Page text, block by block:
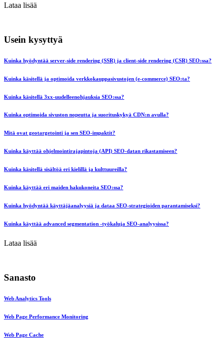
Lataa lisää
Usein kysyttyä
Kuinka hyödyntää server-side rendering (SSR) ja client-side rendering (CSR) SEO:ssa?
Kuinka käsitellä ja optimoida verkkokauppasivustojen (e-commerce) SEO:ta?
Kuinka käsitellä 3xx-uudelleenohjauksia SEO:ssa?
Kuinka optimoida sivuston nopeutta ja suorituskykyä CDN:n avulla?
Mitä ovat geotargetointi ja sen SEO-impaktit?
Kuinka käyttää ohjelmointirajapintoja (API) SEO-datan rikastamiseen?
Kuinka käsitellä sisältöä eri kielillä ja kulttuureilla?
Kuinka käyttää eri maiden hakukoneita SEO:ssa?
Kuinka hyödyntää käyttäjäanalyysiä ja dataa SEO-strategioiden parantamiseksi?
Kuinka käyttää advanced segmentation -työkaluja SEO-analyysissa?
Lataa lisää
Sanasto
Web Analytics Tools
Web Page Performance Monitoring
Web Page Cache